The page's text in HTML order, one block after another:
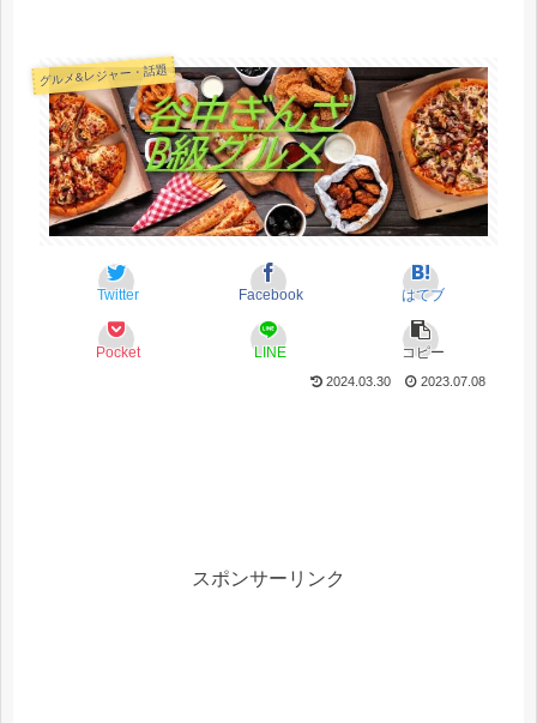
グルメ&レジャー・話題
Twitter Facebook はてブ
Pocket LINE コピー
2024.03.30 2023.07.08
スポンサーリンク